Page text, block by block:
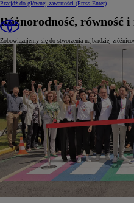
Przejdź do głównej zawartości (Press Enter)
Różnorodność, równość i
Zobowiązujemy się do stworzenia najbardziej